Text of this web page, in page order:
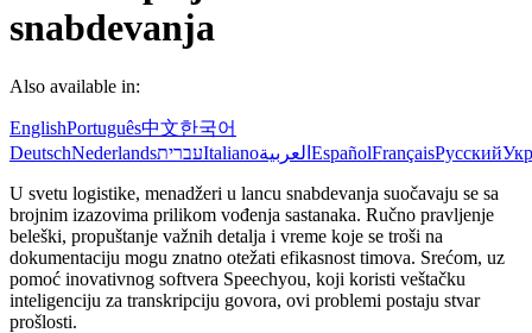
snabdevanja
Also available in:
EnglishPortuguês中文한국어
DeutschNederlandsעבריתItalianoالعربية EspañolFrançaisРусский
U svetu logistike, menadžeri u lancu snabdevanja suočavaju se sa
brojnim izazovima prilikom vođenja sastanaka. Ručno pravljenje
beleški, propuštanje važnih detalja i vreme koje se troši na
dokumentaciju mogu znatno otežati efikasnost timova. Srećom, uz
pomoć inovativnog softvera Speechyou, koji koristi veštačku
inteligenciju za transkripciju govora, ovi problemi postaju stvar
prošlosti.